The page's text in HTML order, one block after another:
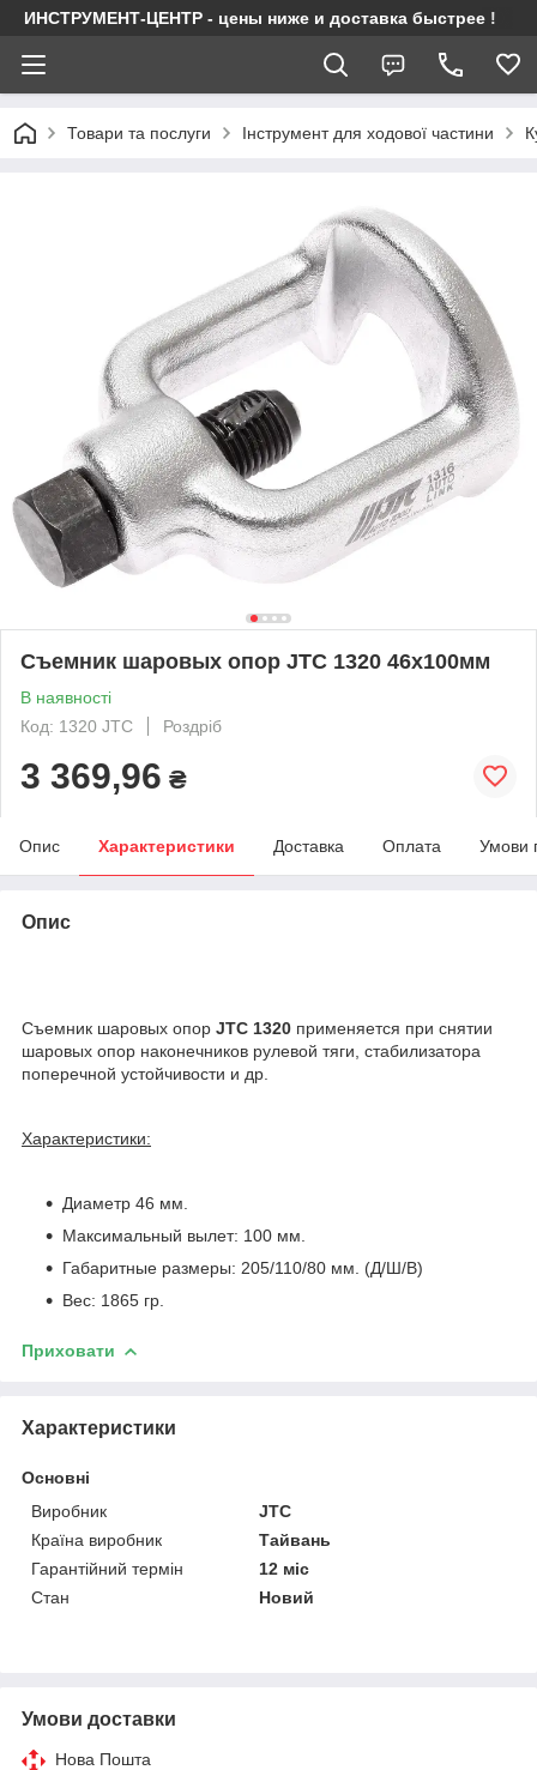
ИНСТРУМЕНТ-ЦЕНТР - цены ниже и доставка быстрее !
Товари та послуги Інструмент для ходової частини
Съемник шаровых опор JTC 1320 46х100мм
В наявності
Код: 1320 JTC
Роздріб
3 369,96 ₴
Опис Характеристики Доставка Оплата Умови
Опис
Съемник шаровых опор JTC 1320 применяется при снятии
шаровых опор наконечников рулевой тяги, стабилизатора
поперечной устойчивости и др.
Характеристики:
Диаметр 46 мм.
Максимальный вылет: 100 мм.
Габаритные размеры: 205/110/80 мм. (Д/Ш/В)
Вес: 1865 гр.
Приховати
Характеристики
Основні
Виробник
JTC
Країна виробник
Тайвань
Гарантійний термін
12 міс
Стан
Новий
Умови доставки
Нова Пошта